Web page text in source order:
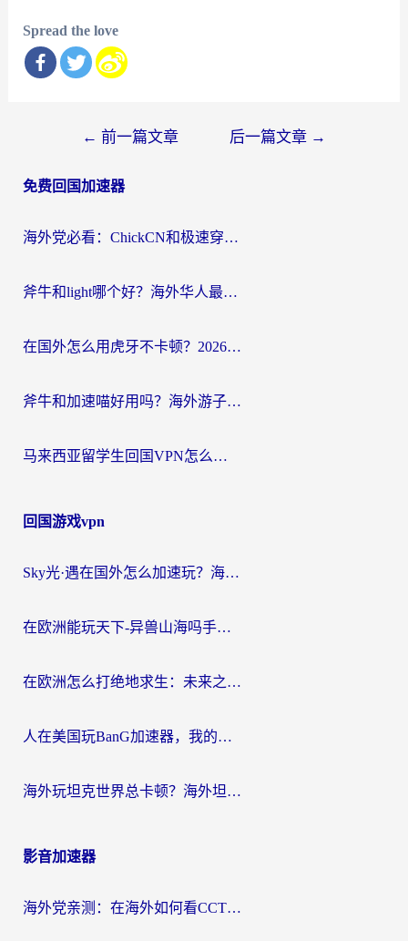
Spread the love
导
← 前一篇文章 后一篇文章 →
免费回国加速器
海外党必看：ChickCN和极速穿梭VPN好用吗？3招教你选对回国加速器无缝刷国内资源
斧牛和light哪个好？海外华人最关心的回国加速器选择难题，一篇讲透
在国外怎么用虎牙不卡顿？2026海外华人亲测有效的回国加速器选择指南
斧牛和加速喵好用吗？海外游子的真实选择困境
马来西亚留学生回国VPN怎么选？3个避坑点+1款实测好用的加速器推荐
回国游戏vpn
Sky光·遇在国外怎么加速玩？海外党亲测有效的国服游戏加速指南
在欧洲能玩天下-异兽山海吗手游？海外玩家的加速器生存指南
在欧洲怎么打绝地求生：未来之役不卡？留学生亲测的加速器避坑指南
人在美国玩BanG加速器，我的延迟终于绿了
海外玩坦克世界总卡顿？海外坦克世界加速器有哪些？实测好用的选择在这里
影音加速器
海外党亲测：在海外如何看CCTV？告别“仅限大陆播放”的实用指南